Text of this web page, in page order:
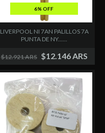
6% OFF
LIVERPOOL NI 7AN PALILLOS 7A
PUNTA DE NY......
$12.921 ARS $12.146 ARS